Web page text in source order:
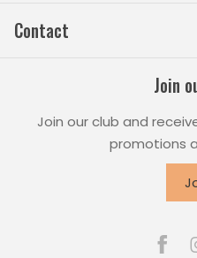
Contact
Join
Join our club and
promotions